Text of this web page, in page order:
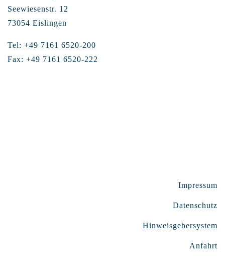
Seewiesenstr. 12
73054 Eislingen
Tel: +49 7161 6520-200
Fax: +49 7161 6520-222
Impressum
Datenschutz
Hinweisgebersystem
Anfahrt